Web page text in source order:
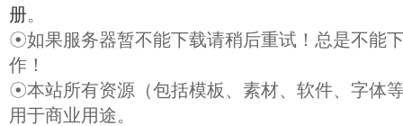
册。
☉如果服务器暂不能下载请稍后重试！总是不能
作！
☉本站所有资源（包括模板、素材、软件、字体
用于商业用途。